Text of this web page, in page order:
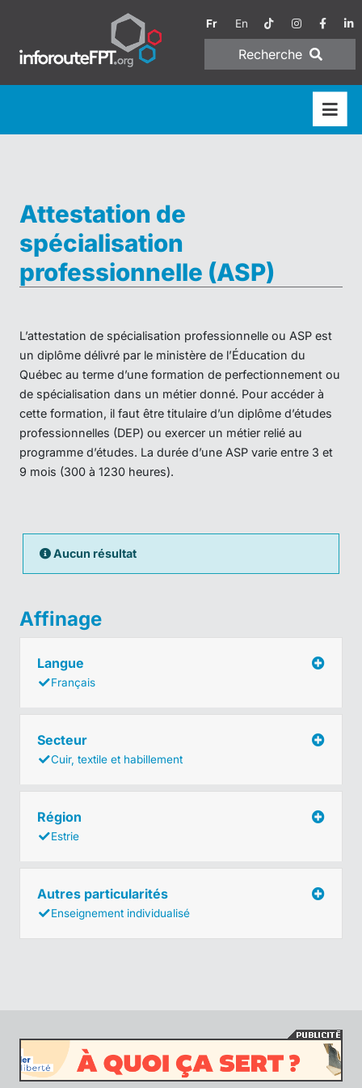
Fr En
Recherche
Attestation de
spécialisation
professionnelle (ASP)
L’attestation de spécialisation professionnelle ou ASP est
un diplôme délivré par le ministère de l’Éducation du
Québec au terme d’une formation de perfectionnement ou
de spécialisation dans un métier donné. Pour accéder à
cette formation, il faut être titulaire d’un diplôme d’études
professionnelles (DEP) ou exercer un métier relié au
programme d’études. La durée d’une ASP varie entre 3 et
9 mois (300 à 1230 heures).
Aucun résultat
Affinage
Langue
Français
Secteur
Cuir, textile et habillement
Région
Estrie
Autres particularités
Enseignement individualisé